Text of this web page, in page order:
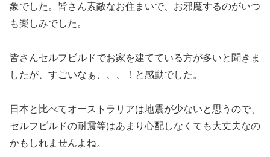
象でした。皆さん素敵なお住まいで、お邪魔するのがいつ
も楽しみでした。
皆さんセルフビルドでお家を建てている方が多いと聞きま
したが、すごいなぁ、、、！と感動でした。
日本と比べてオーストラリアは地震が少ないと思うので、
セルフビルドの耐震等はあまり心配しなくても大丈夫なの
かもしれませんよね。